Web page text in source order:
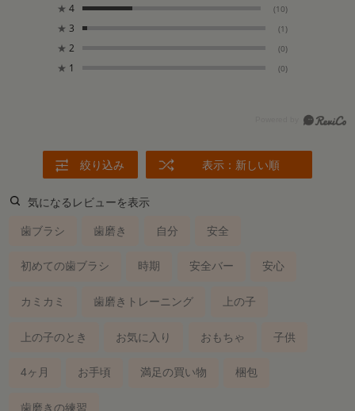
★ 4 (10)
★ 3 (1)
★ 2 (0)
★ 1 (0)
絞り込み 表示：新しい順
気になるレビューを表示
歯ブラシ 歯磨き 自分 安全
初めての歯ブラシ 時期 安全バー 安心
カミカミ 歯磨きトレーニング 上の子
上の子のとき お気に入り おもちゃ 子供
4ヶ月 お手頃 満足の買い物 梱包
歯磨きの練習